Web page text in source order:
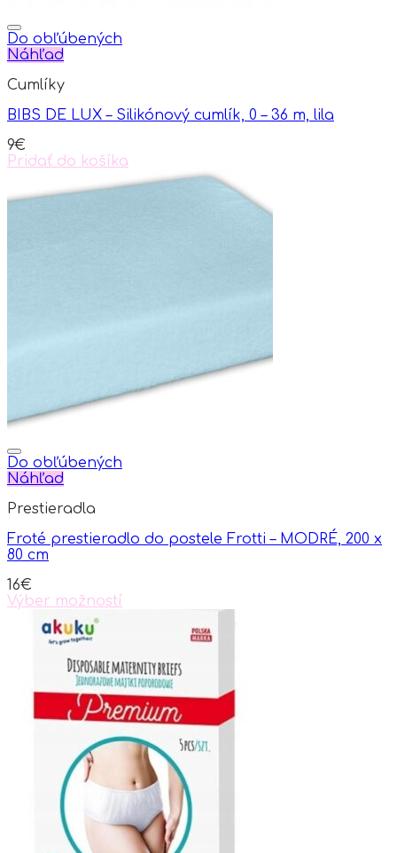
Do obľúbených
Náhľad
Cumlíky
BIBS DE LUX – Silikónový cumlík, 0 – 36 m, lila
9€
Pridať do košíka
Do obľúbených
Náhľad
Prestieradla
Froté prestieradlo do postele Frotti – MODRÉ, 200 x
80 cm
16€
Výber možností
product
The
product